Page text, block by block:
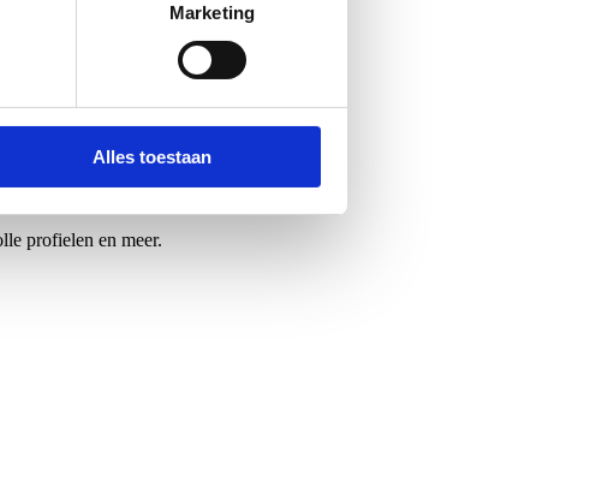
Marketing
Alles toestaan
profielen en meer.